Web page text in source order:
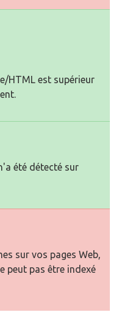
HTML est supérieur
été détecté sur
sur vos pages Web,
peut pas être indexé